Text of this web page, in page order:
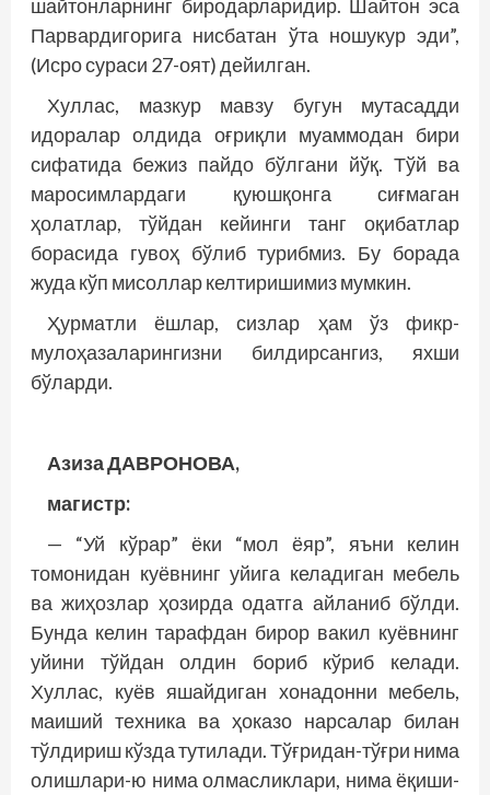
шайтонларнинг биродарларидир. Шайтон эса
Парвардигорига нисбатан ўта ношукур эди”,
(Исро сураси 27-оят) дейилган.
Хуллас, мазкур мавзу бугун мутасадди
идоралар олдида оғриқли муаммодан бири
сифатида бежиз пайдо бўлгани йўқ. Тўй ва
маросимлардаги қуюшқонга сиғмаган
ҳолатлар, тўйдан кейинги танг оқибатлар
борасида гувоҳ бўлиб турибмиз. Бу борада
жуда кўп мисоллар келтиришимиз мумкин.
Ҳурматли ёшлар, сизлар ҳам ўз фикр-
мулоҳазаларингизни билдирсангиз, яхши
бўларди.
Азиза ДАВРОНОВА,
магистр:
— “Уй кўрар” ёки “мол ёяр”, яъни келин
томонидан куёвнинг уйига келадиган мебель
ва жиҳозлар ҳозирда одатга айланиб бўлди.
Бунда келин тарафдан бирор вакил куёвнинг
уйини тўйдан олдин бориб кўриб келади.
Хуллас, куёв яшайдиган хонадонни мебель,
маиший техника ва ҳоказо нарсалар билан
тўлдириш кўзда тутилади. Тўғридан-тўғри нима
олишлари-ю нима олмасликлари, нима ёқиши-